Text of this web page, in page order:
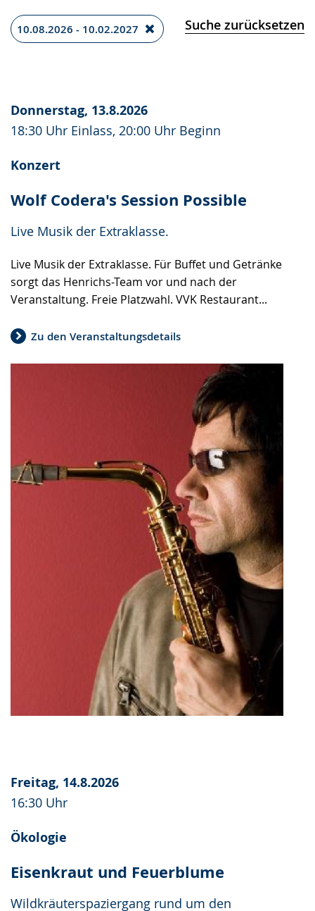
10.08.2026 - 10.02.2027 Suche zurücksetzen
Donnerstag, 13.8.2026
18:30 Uhr Einlass, 20:00 Uhr Beginn
Konzert
Wolf Codera's Session Possible
Live Musik der Extraklasse.
Live Musik der Extraklasse. Für Buffet und Getränke
sorgt das Henrichs-Team vor und nach der
Veranstaltung. Freie Platzwahl. VVK Restaurant...
Zu den Veranstaltungsdetails
Freitag, 14.8.2026
16:30 Uhr
Ökologie
Eisenkraut und Feuerblume
Wildkräuterspaziergang rund um den